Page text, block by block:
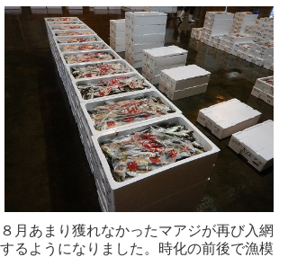
８月あまり獲れなかったマアジが再び入網
するようになりました。時化の前後で漁模